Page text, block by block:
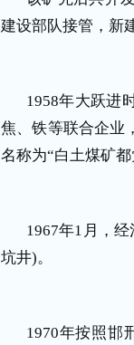
建设部队接管，新
1958年大跃进
焦、铁等联合企业
名称为“白土煤矿都
1967年1月，
坑井)。
1970年按照邯